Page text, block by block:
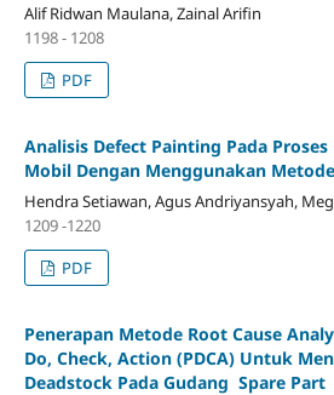
Alif Ridwan Maulana, Zainal Arifin
1198 - 1208
PDF
Analisis Defect Painting Pada
Mobil Dengan Menggunakan
Hendra Setiawan, Agus Andriyansyah,
1209 -1220
PDF
Penerapan Metode Root Cause
Do, Check, Action (PDCA) Untuk
Deadstock Pada Gudang Spare Part